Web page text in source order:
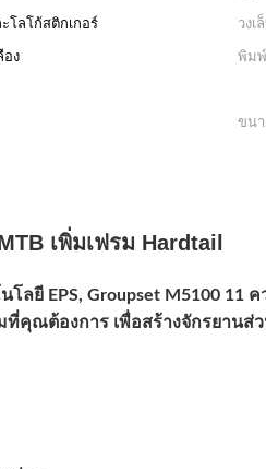
โลโก้สติกเกอร์ วงเ
อง พิม
ขนา
เพิ่มเฟรม Hardtail
ลยี EPS, Groupset M5100
คุณต้องการ เพื่อสร้างจักรยานส่